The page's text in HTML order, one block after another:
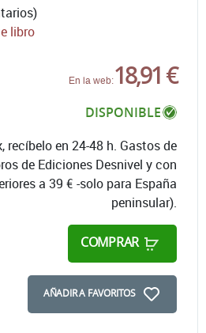
libro
En la web:18,91 €
DISPONIBLE
recíbelo en 24-48 h. Gastos de
de Ediciones Desnivel y con
a 39 € -solo para España
peninsular).
COMPRAR
AÑADIR A FAVORITOS